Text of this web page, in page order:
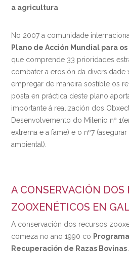
a agricultura
No 2007 a comunidade
Plano de Acción Mundial para
que comprende 33 prioridades
combater a erosión da diversidade
empregar de maneira sostible os
posta en práctica deste plano
importante á realización dos
Desenvolvemento do Milenio nº
extrema e a fame) e o nº7
ambiental).
A CONSERVACIÓN DOS
ZOOXENÉTICOS EN
A conservación dos recursos
comeza no ano 1990 co
Recuperación de Razas